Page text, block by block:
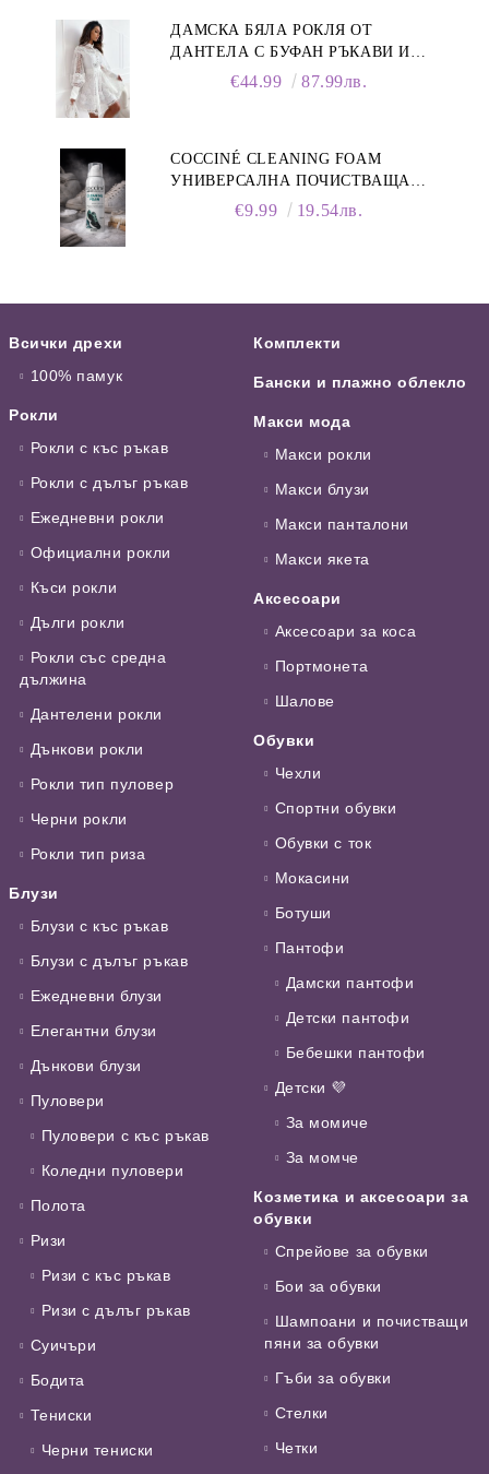
ДАМСКА БЯЛА РОКЛЯ ОТ
ДАНТЕЛА С БУФАН РЪКАВИ И
€44.99 87.99лв.
COCCINÉ CLEANING FOAM
УНИВЕРСАЛНА ПОЧИСТВАЩА
ПЯНА ЗА ОБУВКИ, 150 МЛ
€9.99 19.54лв.
Всички дрехи
100% памук
Рокли
Рокли с къс ръкав
Рокли с дълъг ръкав
Ежедневни рокли
Официални рокли
Къси рокли
Дълги рокли
Рокли със средна
дължина
Дантелени рокли
Дънкови рокли
Рокли тип пуловер
Черни рокли
Рокли тип риза
Блузи
Блузи с къс ръкав
Блузи с дълъг ръкав
Ежедневни блузи
Елегантни блузи
Дънкови блузи
Пуловери
Пуловери с къс ръкав
Коледни пуловери
Полота
Ризи
Ризи с къс ръкав
Ризи с дълъг ръкав
Суичъри
Бодита
Тениски
Черни тениски
Комплекти
Бански и плажно облекло
Макси мода
Макси рокли
Макси блузи
Макси панталони
Макси якета
Аксесоари
Аксесоари за коса
Портмонета
Шалове
Обувки
Чехли
Спортни обувки
Обувки с ток
Мокасини
Ботуши
Пантофи
Дамски пантофи
Детски пантофи
Бебешки пантофи
Детски 💜
За момиче
За момче
Козметика и аксесоари за
обувки
Спрейове за обувки
Бои за обувки
Шампоани и почистващи
пяни за обувки
Гъби за обувки
Стелки
Четки